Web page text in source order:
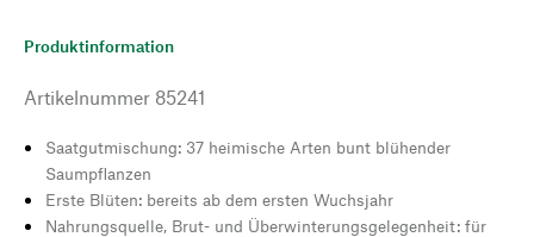
Produktinformation
Artikelnummer 85241
Saatgutmischung: 37 heimische Arten bunt blühender
Saumpflanzen
Erste Blüten: bereits ab dem ersten Wuchsjahr
Nahrungsquelle, Brut- und Überwinterungsgelegenheit: für